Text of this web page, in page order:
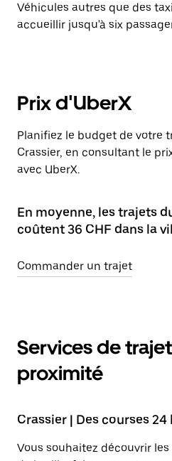
Véhicules autres que des
accueillir jusqu'à six
Prix d'UberX
Planifiez le budget de votre
Crassier, en consultant le
avec UberX.
En moyenne, les trajets
coûtent 36 CHF dans la
Commander un trajet
Services de
proximité
Crassier | Des courses
Vous souhaitez découvrir